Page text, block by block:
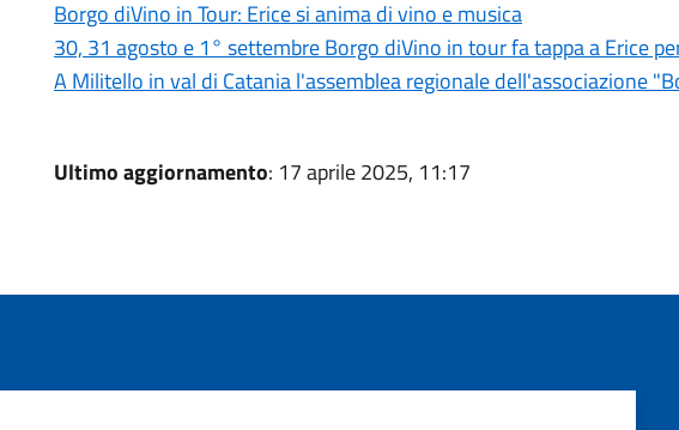
Borgo diVino in Tour: Erice si anima di vino e musica
30, 31 agosto e 1° settembre Borgo diVino in tour fa tappa a Erice
A Militello in val di Catania l'assemblea regionale dell'associazione
Ultimo aggiornamento: 17 aprile 2025, 11:17